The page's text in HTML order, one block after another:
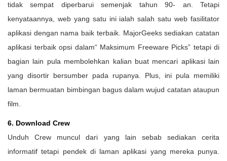
tidak sempat diperbarui semenjak tahun 90- an. Tetapi
kenyataannya, web yang satu ini ialah salah satu web fasilitator
aplikasi dengan nama baik terbaik. MajorGeeks sediakan catatan
aplikasi terbaik opsi dalam“ Maksimum Freeware Picks” tetapi di
bagian lain pula membolehkan kalian buat mencari aplikasi lain
yang disortir bersumber pada rupanya. Plus, ini pula memiliki
laman bermuatan bimbingan bagus dalam wujud catatan ataupun
film.
6. Download Crew
Unduh Crew muncul dari yang lain sebab sediakan cerita
informatif tetapi pendek di laman aplikasi yang mereka punya.